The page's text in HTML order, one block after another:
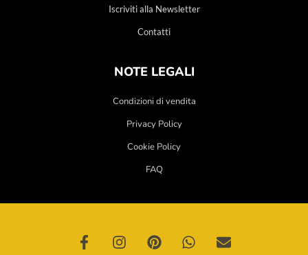
Iscriviti alla Newsletter
Contatti
NOTE LEGALI
Condizioni di vendita
Privacy Policy
Cookie Policy
FAQ